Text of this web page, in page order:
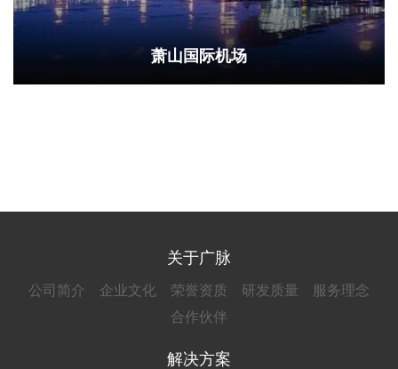
萧山国际机场
关于广脉
公司简介 企业文化 荣誉资质 研发质量
服务理念
合作伙伴
解决方案